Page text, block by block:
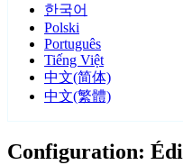
한국어
Polski
Português
Tiếng Việt
中文(简体)
中文(繁體)
Configuration: